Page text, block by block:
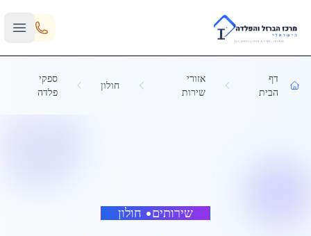
Skip to main content
דף
הבית
אזורי
שירות
חולון
ספקי
פלדה
שירותים• חולון